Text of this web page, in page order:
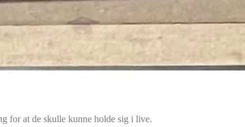
for at de skulle kunne holde sig i live.